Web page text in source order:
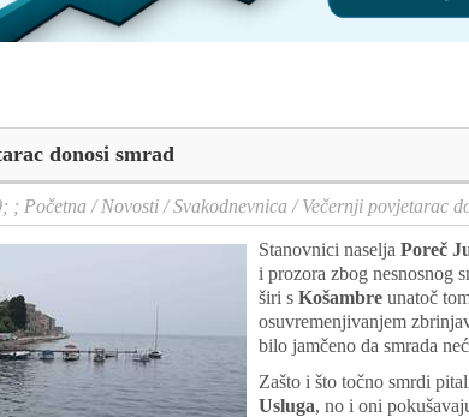
donosi smrad
; Početna /Novosti /Svakodnevnica /Večernji povjetarac
Stanovnici naselja Poreč
i prozora zbog nesnosnog
širi s Košambre unatoč
osuvremenjivanjem
bilo jamčeno da smrada
Zašto i što točno smrdi
Usluga, no i oni